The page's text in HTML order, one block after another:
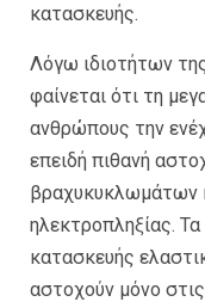
κατασκευής.
Λόγω ιδιοτήτων
φαίνεται ότι τη
ανθρώπους την
επειδή πιθανή
βραχυκυκλωμάτων
ηλεκτροπληξίας.
κατασκευής
αστοχούν μόνο